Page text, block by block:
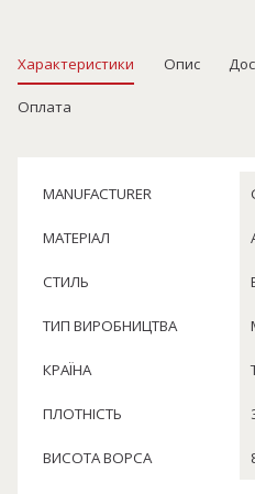
Характеристики Опис
Оплата
MANUFACTURER
МАТЕРІАЛ
СТИЛЬ
ТИП ВИРОБНИЦТВА
КРАЇНА
ПЛОТНІСТЬ
ВИСОТА ВОРСА